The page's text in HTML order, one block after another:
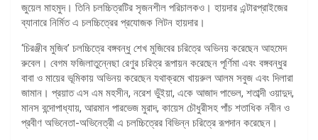
জুয়েল মাহমুদ। তিনি চলচ্চিত্রটির সৃজনশীল পরিচালকও। হায়দার এন্টারপ্রাইজের
ব্যানারে নির্মিত এ চলচ্চিত্রের প্রযোজক লিটন হায়দার।
‘চিরঞ্জীব মুজিব’ চলচ্চিত্রে বঙ্গবন্ধু শেখ মুজিবের চরিত্রে অভিনয় করেছেন আহমেদ
রুবেল। বেগম ফজিলাতুন্নেছা রেণুর চরিত্র রূপায়ন করেছেন পূর্ণিমা এবং বঙ্গবন্ধুর
বাবা ও মায়ের ভূমিকায় অভিনয় করেছেন যথাক্রমে খায়রুল আলম সবুজ এবং দিলারা
জামান। প্রয়াত এস এম মহসীন, নরেশ ভুঁইয়া, একে আজাদ পাভেল, শতাব্দী ওয়াদুদ,
মানস বন্দোপাধ্যায়, আরমান পারভেজ মুরাদ, কায়েস চৌধুরীসহ পাঁচ শতাধিক নবীন ও
প্রবীণ অভিনেতা-অভিনেত্রী এ চলচ্চিত্রের বিভিন্ন চরিত্রে রূপদান করেছেন।